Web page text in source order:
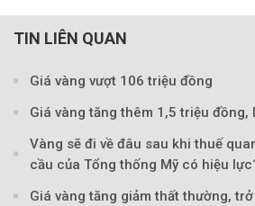
TIN LIÊN QUAN
Giá vàng vượt 106 triệu đồng
Giá vàng tăng thêm 1,5 triệu đồng,
Vàng sẽ đi về đâu sau khi thuế
cầu của Tổng thống Mỹ có hiệu
Giá vàng tăng giảm thất thường,